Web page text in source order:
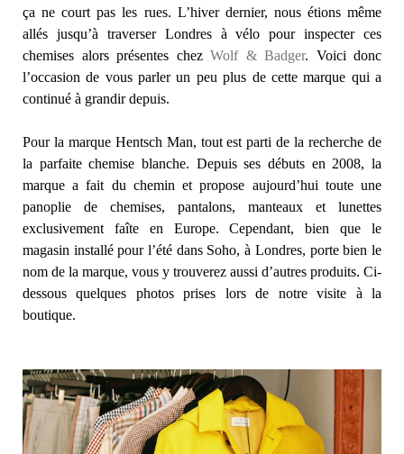
ça ne court pas les rues. L’hiver dernier, nous étions même
allés jusqu’à traverser Londres à vélo pour inspecter ces
chemises alors présentes chez Wolf & Badger. Voici donc
l’occasion de vous parler un peu plus de cette marque qui a
continué à grandir depuis.
Pour la marque Hentsch Man, tout est parti de la recherche de
la parfaite chemise blanche. Depuis ses débuts en 2008, la
marque a fait du chemin et propose aujourd’hui toute une
panoplie de chemises, pantalons, manteaux et lunettes
exclusivement faîte en Europe. Cependant, bien que le
magasin installé pour l’été dans Soho, à Londres, porte bien le
nom de la marque, vous y trouverez aussi d’autres produits. Ci-
dessous quelques photos prises lors de notre visite à la
boutique.